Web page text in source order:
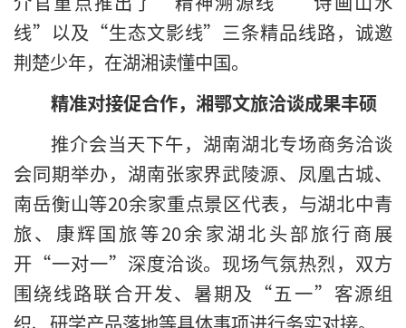
线”以及“生态文影线”三条精品线路，诚邀
荆楚少年，在湖湘读懂中国。
精准对接促合作，湘鄂文旅洽谈成果丰硕
推介会当天下午，湖南湖北专场商务洽谈
会同期举办，湖南张家界武陵源、凤凰古城、
南岳衡山等20余家重点景区代表，与湖北中青
旅、康辉国旅等20余家湖北头部旅行商展
开“一对一”深度洽谈。现场气氛热烈，双方
围绕线路联合开发、暑期及“五一”客源组